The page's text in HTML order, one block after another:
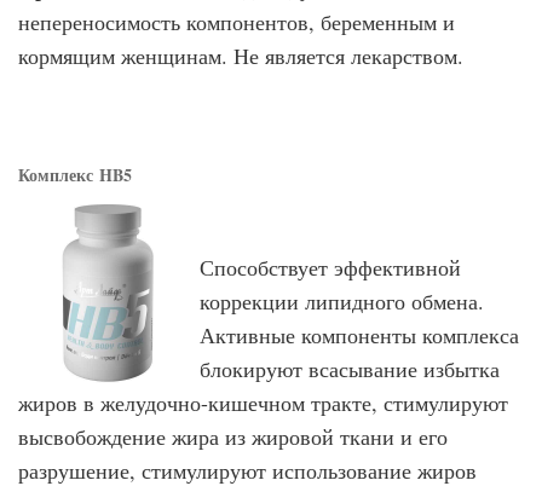
непереносимость компонентов, беременным и
кормящим женщинам. Не является лекарством.
Комплекс HB5
Способствует эффективной
коррекции липидного обмена.
Активные компоненты комплекса
блокируют всасывание избытка
жиров в желудочно-кишечном тракте, стимулируют
высвобождение жира из жировой ткани и его
разрушение, стимулируют использование жиров